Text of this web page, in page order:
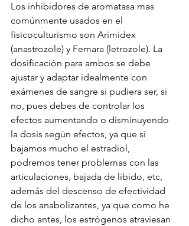
Los inhibidores de aromatasa mas
comúnmente usados en el
fisicoculturismo son Arimidex
(anastrozole) y Femara (letrozole). La
dosificación para ambos se debe
ajustar y adaptar idealmente con
exámenes de sangre si pudiera ser, si
no, pues debes de controlar los
efectos aumentando o disminuyendo
la dosis según efectos, ya que si
bajamos mucho el estradiol,
podremos tener problemas con las
articulaciones, bajada de libido, etc,
además del descenso de efectividad
de los anabolizantes, ya que como he
dicho antes, los estrógenos atraviesan